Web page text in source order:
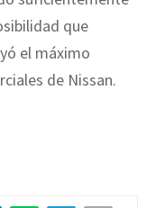
que
el máximo
de Nissan.